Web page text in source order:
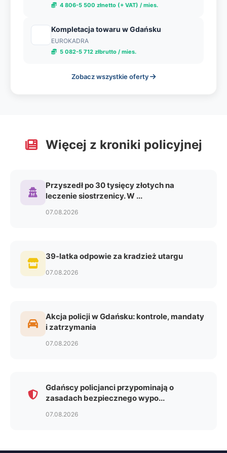
4 806-5 500 złnetto (+ VAT) / mies.
Kompletacja towaru w Gdańsku
EUROKADRA
5 082-5 712 złbrutto / mies.
Zobacz wszystkie oferty
Więcej z kroniki policyjnej
Przyszedł po 30 tysięcy złotych na
leczenie siostrzenicy. W ...
07.08.2026
39-latka odpowie za kradzież utargu
07.08.2026
Akcja policji w Gdańsku: kontrole, mandaty
i zatrzymania
07.08.2026
Gdańscy policjanci przypominają o
zasadach bezpiecznego wypo...
07.08.2026